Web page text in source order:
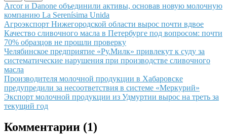
Иллюстрация новости
Arcor и Danone объединили активы, основав новую молочную
компанию La Serenísima Unida
Иллюстрация новости
Агроэкспорт Нижегородской области вырос почти вдвое
Иллюстрация новости
Качество сливочного масла в Петербурге под вопросом: почти
70% образцов не прошли проверку
Иллюстрация новости
Челябинское предприятие «Ру.Милк» привлекут к суду за
систематические нарушения при производстве сливочного
масла
Иллюстрация новости
Производителя молочной продукции в Хабаровске
предупредили за несоответствия в системе «Меркурий»
Иллюстрация новости
Экспорт молочной продукции из Удмуртии вырос на треть за
текущий год
Комментарии (1)